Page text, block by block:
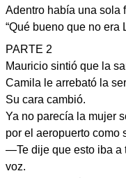
Adentro había una sola
“Qué bueno que no era
PARTE 2
Mauricio sintió que la
Camila le arrebató la
Su cara cambió.
Ya no parecía la mujer
por el aeropuerto como
—Te dije que esto iba a
voz.